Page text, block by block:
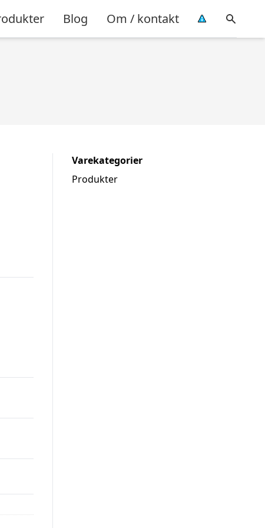
Blog Om / kontakt
Varekategorier
Produkter